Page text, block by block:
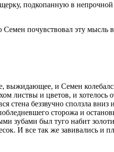
подкопанную в
почувствовал эту
выжидающее, и Семен
и цветов, и хотелось
стена беззвучно сползла
сторожа и
был туго набит
И все так же завивались и